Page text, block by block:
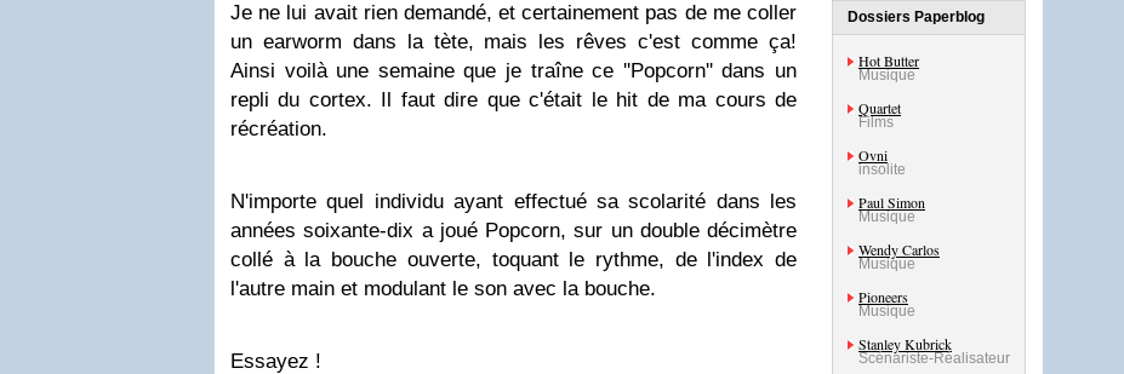
Je ne lui avait rien demandé, et certainement pas de me coller
un earworm dans la tète, mais les rêves c'est comme ça!
Ainsi voilà une semaine que je traîne ce ''Popcorn'' dans un
repli du cortex. Il faut dire que c'était le hit de ma cours de
récréation.
N'importe quel individu ayant effectué sa scolarité dans les
années soixante-dix a joué Popcorn, sur un double décimètre
collé à la bouche ouverte, toquant le rythme, de l'index de
l'autre main et modulant le son avec la bouche.
Essayez !
Dossiers Paperblog
Hot Butter
Musique
Quartet
Films
Ovni
insolite
Paul Simon
Musique
Wendy Carlos
Musique
Pioneers
Musique
Stanley Kubrick
Scénariste-Réalisateur